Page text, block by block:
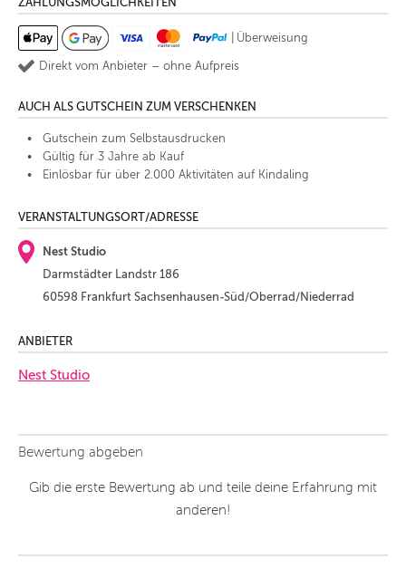
Überweisung
Direkt vom Anbieter – ohne Aufpreis
AUCH ALS GUTSCHEIN ZUM VERSCHENKEN
Gutschein zum Selbstausdrucken
Gültig für 3 Jahre ab Kauf
Einlösbar für über 2.000 Aktivitäten auf Kindaling
VERANSTALTUNGSORT/ADRESSE
Nest Studio
Darmstädter Landstr 186
60598 Frankfurt Sachsenhausen-Süd/Oberrad/Niederrad
ANBIETER
Nest Studio
Bewertung abgeben
Gib die erste Bewertung ab und teile deine Erfahrung mit
anderen!